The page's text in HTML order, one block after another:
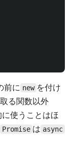
前に new を付け
る関数以外
使うことはほ
Promise は async